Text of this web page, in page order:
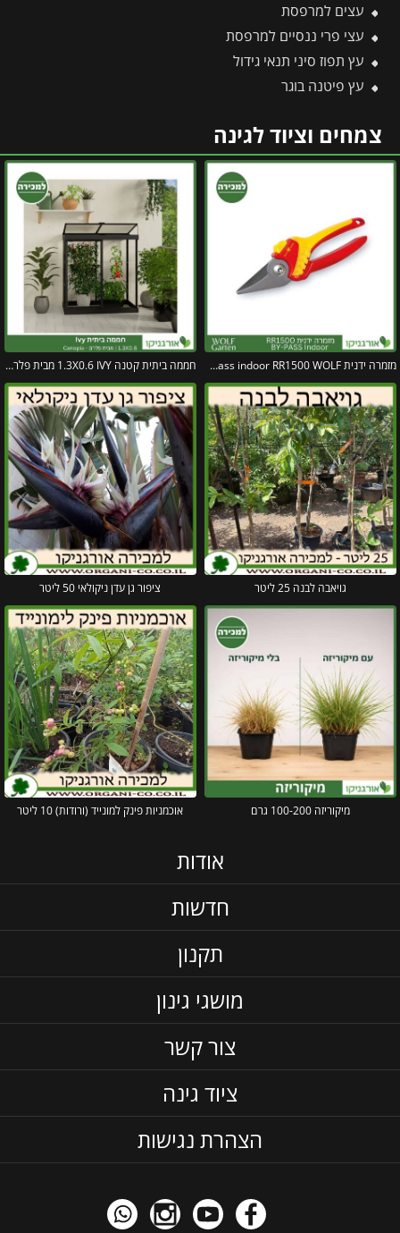
עצים למרפסת
עצי פרי ננסיים למרפסת
עץ תפוז סיני תנאי גידול
עץ פיטנה בוגר
צמחים וציוד לגינה
מזמרה ידנית by-pass indoor RR1500 WOLF חממה ביתית קטנה 1.3X0.6 IVY מבית פלרם – קנופיה
גויאבה לבנה 25 ליטר ציפור גן עדן ניקולאי 50 ליטר
מיקוריזה 100-200 גרם אוכמניות פינק למונייד (ורודות) 10 ליטר
אודות
חדשות
תקנון
מושגי גינון
צור קשר
ציוד גינה
הצהרת נגישות